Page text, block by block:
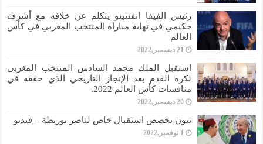
رئيس الفيفا انفنتينو يتكلم عن خلافه مع أشرف
حكيمي في نهاية مباراة المنتخب المغربي في كأس
العالم
21 ديسمبر,2022
استقبل الملك محمد السادس المنتخب المغربي
لكرة القدم بعد الإنجاز التاريخي الذي حققه في
منافسات كأس العالم 2022.
20 ديسمبر,2022
تبون يخصص استقبال خاص لناصر بوريطة – فيديو
1 نوفمبر,2022